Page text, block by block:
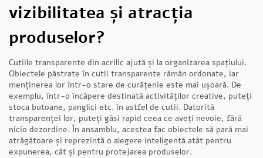
vizibilitatea și atracția
produselor?
Cutiile transparente din acrilic ajută și la organizarea spațiului.
Obiectele păstrate în cutii transparente rămân ordonate, iar
menținerea lor într-o stare de curățenie este mai ușoară. De
exemplu, într-o încăpere destinată activităților creative, puteți
stoca butoane, panglici etc. în astfel de cutii. Datorită
transparenței lor, puteți găsi rapid ceea ce aveți nevoie, fără
nicio dezordine. În ansamblu, acestea fac obiectele să pară mai
atrăgătoare și reprezintă o alegere inteligentă atât pentru
expunerea, cât și pentru protejarea produselor.